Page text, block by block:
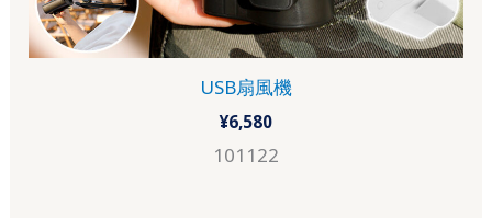
USB扇風機
¥6,580
101122